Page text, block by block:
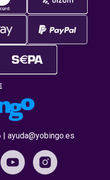
ayuda@yobingo.es